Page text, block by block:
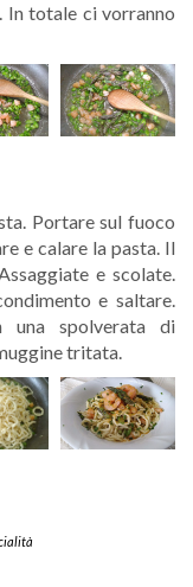
In totale ci vorranno
Portare sul fuoco
e calare la pasta. Il
e scolate.
e saltare.
spolverata di
tritata.